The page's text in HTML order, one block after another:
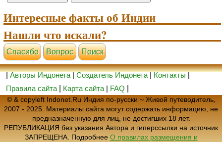
Интересные факты об Индии
Нашли что искали?
Cпасибо Вопрос Поиск
|Авторы Индонета|Создатель Индонета|Контакты|
Правила сайта
Карта сайта | FAQ
© & copyleft Indonet.Ru Индия по-русски ~ Живой путеводитель,
2007 - 2025. Материалы сайта могут содержать информацию, не
предназначенную для лиц, не достигших 18 лет.
РЕПУБЛИКАЦИЯ без указания Автора и гиперссылки на источник
ЗАПРЕЩЕНА. Подробнее О правилах размещения и